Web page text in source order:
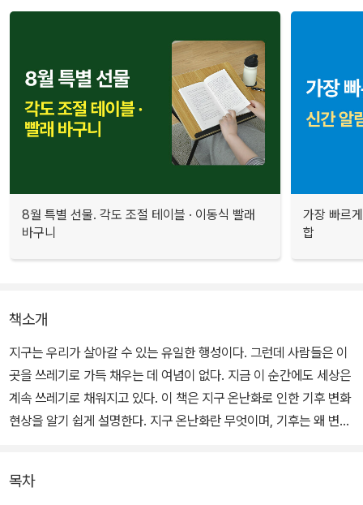
8월 특별 선물. 각도 조절 테이블 · 이동식 빨래
바구니
가장 빠르
합
책소개
지구는 우리가 살아갈 수 있는 유일한 행성이다. 그런데 사람들은 이
곳을 쓰레기로 가득 채우는 데 여념이 없다. 지금 이 순간에도 세상은
계속 쓰레기로 채워지고 있다. 이 책은 지구 온난화로 인한 기후 변화
현상을 알기 쉽게 설명한다. 지구 온난화란 무엇이며, 기후는 왜 변하
목차